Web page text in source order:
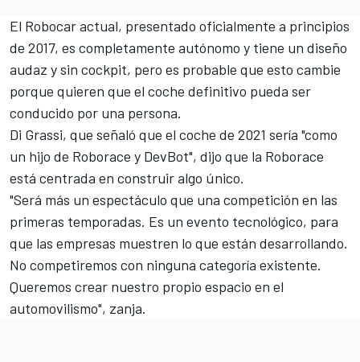
El Robocar actual, presentado oficialmente a principios
de 2017, es completamente autónomo y tiene un diseño
audaz y sin cockpit, pero es probable que esto cambie
porque quieren que el coche definitivo pueda ser
conducido por una persona.
Di Grassi, que señaló que el coche de 2021 sería "como
un hijo de Roborace y DevBot", dijo que la Roborace
está centrada en construir algo único.
"Será más un espectáculo que una competición en las
primeras temporadas. Es un evento tecnológico, para
que las empresas muestren lo que están desarrollando.
No competiremos con ninguna categoría existente.
Queremos crear nuestro propio espacio en el
automovilismo", zanja.